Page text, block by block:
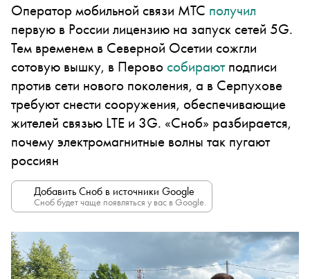
Оператор мобильной связи МТС получил
первую в России лицензию на запуск сетей 5G.
Тем временем в Северной Осетии сожгли
сотовую вышку, в Перовособираютподписи
против сети нового поколения, а в Серпухове
требуют снести сооружения, обеспечивающие
жителей связью LTE и 3G. «Сноб» разбирается,
почему электромагнитные волны так пугают
россиян
Добавить Сноб в источники Google
Сноб будет чаще появляться у вас в Google.